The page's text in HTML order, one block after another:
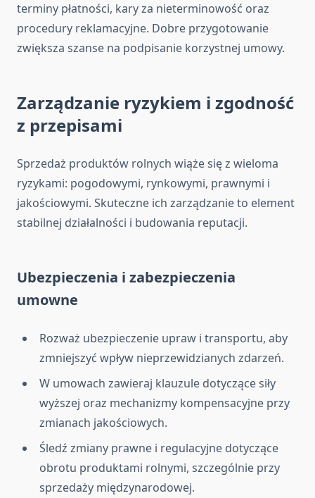
terminy płatności, kary za nieterminowość oraz
procedury reklamacyjne. Dobre przygotowanie
zwiększa szanse na podpisanie korzystnej umowy.
Zarządzanie ryzykiem i zgodność
z przepisami
Sprzedaż produktów rolnych wiąże się z wieloma
ryzykami: pogodowymi, rynkowymi, prawnymi i
jakościowymi. Skuteczne ich zarządzanie to element
stabilnej działalności i budowania reputacji.
Ubezpieczenia i zabezpieczenia
umowne
Rozważ ubezpieczenie upraw i transportu, aby
zmniejszyć wpływ nieprzewidzianych zdarzeń.
W umowach zawieraj klauzule dotyczące siły
wyższej oraz mechanizmy kompensacyjne przy
zmianach jakościowych.
Śledź zmiany prawne i regulacyjne dotyczące
obrotu produktami rolnymi, szczególnie przy
sprzedaży międzynarodowej.